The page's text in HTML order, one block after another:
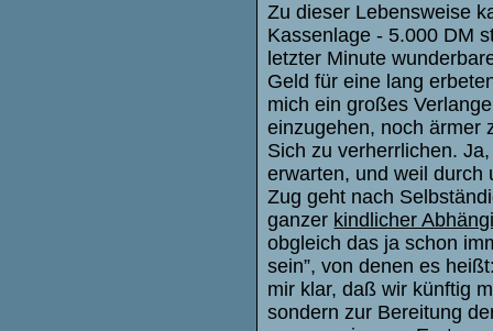
Zu dieser Lebensweise
Kassenlage - 5.000 DM
letzter Minute
Geld für eine lang
mich ein großes
einzugehen, noch ärmer
Sich zu verherrlichen.
erwarten, und weil durch
Zug geht nach
ganzer kindlicher
obgleich das ja schon
sein”, von denen es
mir klar, daß wir künftig
sondern zur Bereitung